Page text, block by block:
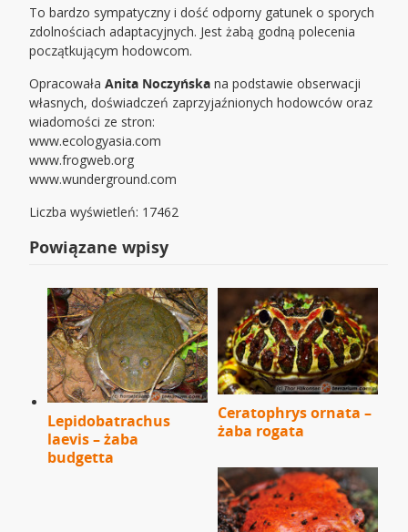
To bardzo sympatyczny i dość odporny gatunek o sporych
zdolnościach adaptacyjnych. Jest żabą godną polecenia
początkującym hodowcom.
OpracowałaAnita Noczyńska na podstawie obserwacji
własnych, doświadczeń zaprzyjaźnionych hodowców oraz
wiadomości ze stron:
www.ecologyasia.com
www.frogweb.org
www.wunderground.com
Liczba wyświetleń: 17462
Powiązane wpisy
Lepidobatrachus
laevis – żaba
budgetta
Ceratophrys ornata –
żaba rogata